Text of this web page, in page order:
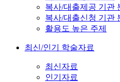
복사/대출제공 기관
복사/대출신청 기관
활용도 높은 주제
최신/인기 학술자료
최신자료
인기자료